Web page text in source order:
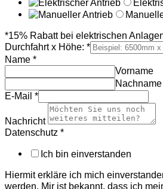
*15% Rabatt bei elektrischen
Durchfahrt x Höhe: *
Name *
Vorname
Nachname
E-Mail *
Nachricht
Datenschutz *
Ich bin einverstanden
Hiermit erkläre ich mich
werden. Mir ist bekannt, dass ich